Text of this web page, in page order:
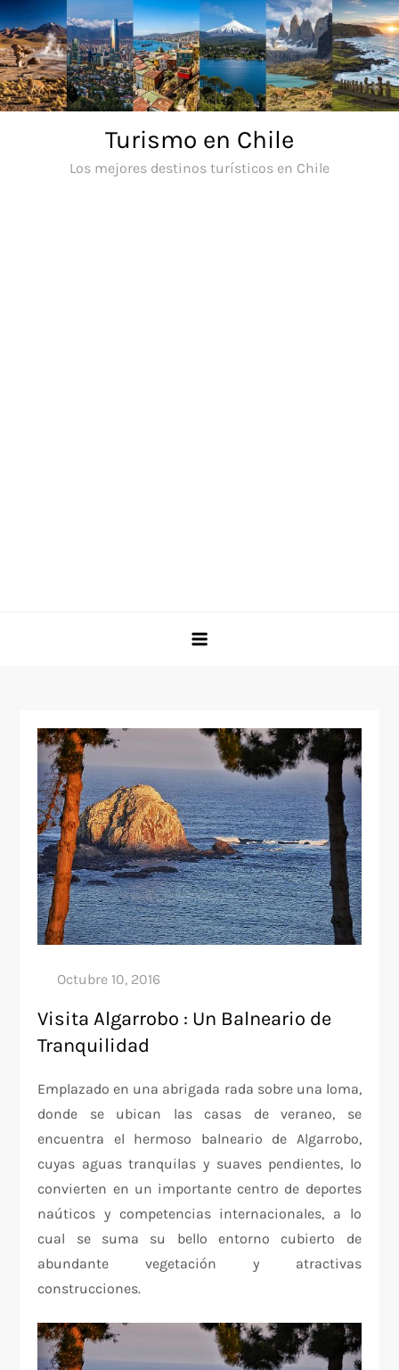
Saltar
al
contenido
Turismo en Chile
Los mejores destinos turísticos en Chile
Visita Algarrobo : Un Balneario de
Tranquilidad
Emplazado en una abrigada rada sobre una loma,
donde se ubican las casas de veraneo, se
encuentra el hermoso balneario de Algarrobo,
cuyas aguas tranquilas y suaves pendientes, lo
convierten en un importante centro de deportes
naúticos y competencias internacionales, a lo
cual se suma su bello entorno cubierto de
abundante vegetación y atractivas
construcciones.